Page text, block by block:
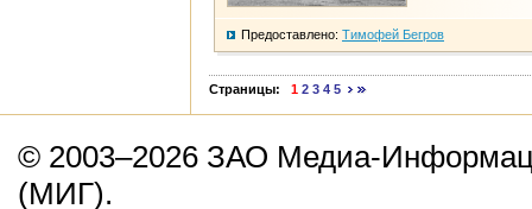
Предоставлено: Тимофей Бегров
Страницы: 1 2 3 4 5
© 2003–2026 ЗАО Медиа-
(МИГ).